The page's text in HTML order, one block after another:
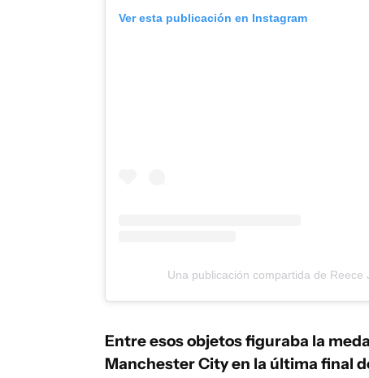
Ver esta publicación en Instagram
Una publicación compartida de Reece
Entre esos objetos figuraba la
Manchester City en la última final